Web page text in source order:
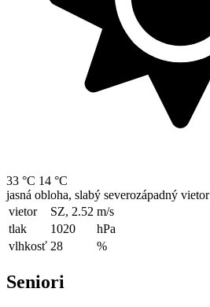
33 °C 14 °C
jasná obloha, slabý severozápadný vietor
vietor
SZ, 2.52 m/s
tlak
1020
hPa
vlhkosť 28 %
Seniori